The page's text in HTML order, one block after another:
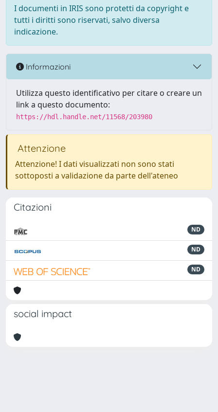
I documenti in IRIS sono protetti da copyright e
tutti i diritti sono riservati, salvo diversa
indicazione.
Informazioni
Utilizza questo identificativo per citare o creare un
link a questo documento:
https://hdl.handle.net/11568/203980
Attenzione
Attenzione! I dati visualizzati non sono stati
sottoposti a validazione da parte dell'ateneo
Citazioni
ND
ND
ND
social impact